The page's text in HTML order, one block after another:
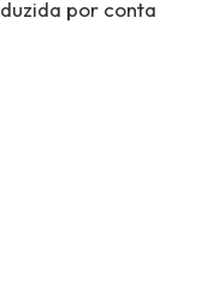
por conta